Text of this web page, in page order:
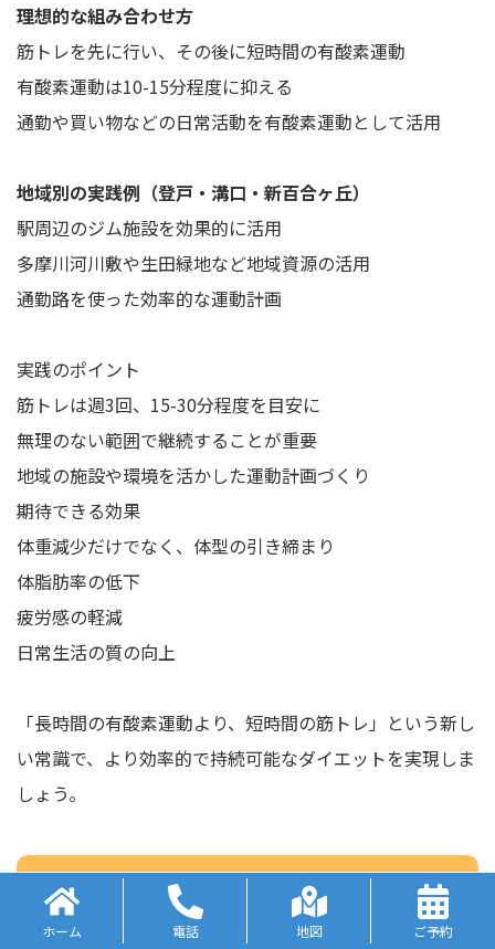
理想的な組み合わせ方
筋トレを先に行い、その後に短時間の有酸素運動
有酸素運動は10-15分程度に抑える
通勤や買い物などの日常活動を有酸素運動として活用
地域別の実践例（登戸・溝口・新百合ヶ丘）
駅周辺のジム施設を効果的に活用
多摩川河川敷や生田緑地など地域資源の活用
通勤路を使った効率的な運動計画
実践のポイント
筋トレは週3回、15-30分程度を目安に
無理のない範囲で継続することが重要
地域の施設や環境を活かした運動計画づくり
期待できる効果
体重減少だけでなく、体型の引き締まり
体脂肪率の低下
疲労感の軽減
日常生活の質の向上
「長時間の有酸素運動より、短時間の筋トレ」という新し
い常識で、より効率的で持続可能なダイエットを実現しま
しょう。
向ヶ丘遊園・登戸のパーソナルトレ
ーニングなら！
ホーム 電話 地図 ご予約